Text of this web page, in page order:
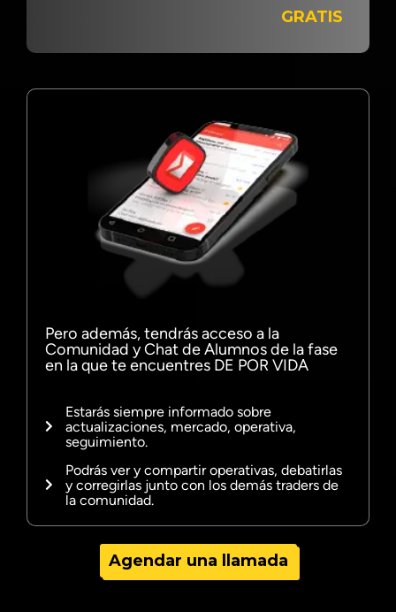
GRATIS
Pero además, tendrás acceso a la
Comunidad y Chat de Alumnosde la fase
en la que te encuentres DE POR VIDA
Estarás siempre informado sobre
actualizaciones, mercado, operativa,
seguimiento.
Podrás ver y compartir operativas, debatirlas
y corregirlas junto con los demás traders de
la comunidad.
Agendar una llamada